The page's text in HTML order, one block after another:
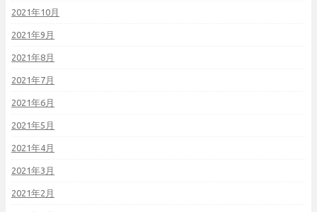
2021年10月
2021年9月
2021年8月
2021年7月
2021年6月
2021年5月
2021年4月
2021年3月
2021年2月